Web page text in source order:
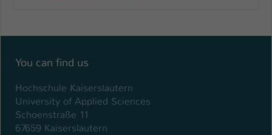
You can find us
Hochschule Kaiserslautern
University of Applied Sciences
Schoenstraße 11
67659 Kaiserslautern